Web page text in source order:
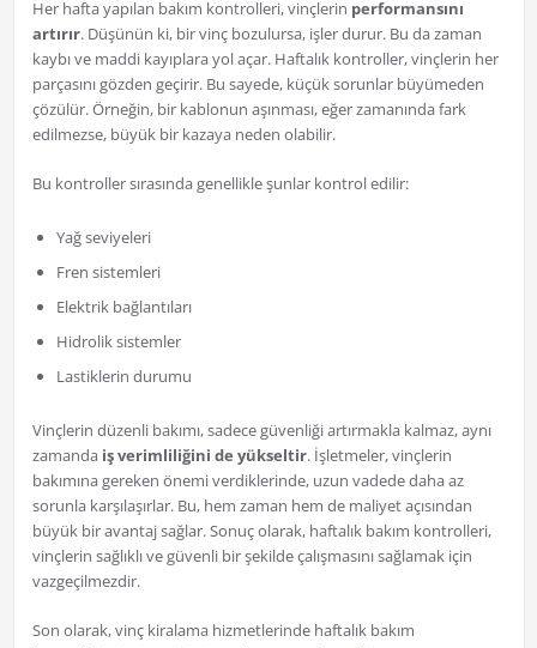
Her hafta yapılan bakım kontrolleri, vinçlerin performansını
artırır. Düşünün ki, bir vinç bozulursa, işler durur. Bu da zaman
kaybı ve maddi kayıplara yol açar. Haftalık kontroller, vinçlerin her
parçasını gözden geçirir. Bu sayede, küçük sorunlar büyümeden
çözülür. Örneğin, bir kablonun aşınması, eğer zamanında fark
edilmezse, büyük bir kazaya neden olabilir.
Bu kontroller sırasında genellikle şunlar kontrol edilir:
Yağ seviyeleri
Fren sistemleri
Elektrik bağlantıları
Hidrolik sistemler
Lastiklerin durumu
Vinçlerin düzenli bakımı, sadece güvenliği artırmakla kalmaz, aynı
zamanda iş verimliliğini de yükseltir. İşletmeler, vinçlerin
bakımına gereken önemi verdiklerinde, uzun vadede daha az
sorunla karşılaşırlar. Bu, hem zaman hem de maliyet açısından
büyük bir avantaj sağlar. Sonuç olarak, haftalık bakım kontrolleri,
vinçlerin sağlıklı ve güvenli bir şekilde çalışmasını sağlamak için
vazgeçilmezdir.
Son olarak, vinç kiralama hizmetlerinde haftalık bakım